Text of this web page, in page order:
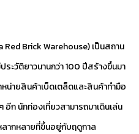
Brick Warehouse) เป็นสถาน
ะวัติยาวนานกว่า 100 ปีสร้างขึ้นมา
น่ายสินค้าเบ็ดเตล็ดและสินค้าทำมือ
ก นักท่องเที่ยวสามารถมาเดินเล่น
ากหลายที่ขึ้นอยู่กับฤดูกาล